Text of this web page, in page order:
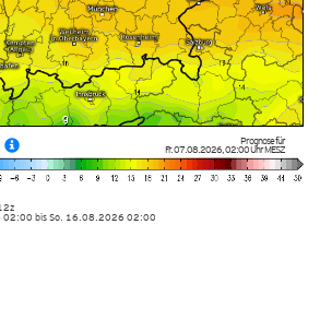
Prognose für
Fr. 07.08.2026,02:00 UhrMESZ
02:00 bis So. 16.08.2026 02:00